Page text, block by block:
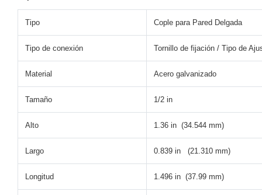
Tipo
CaP
/ DVI /
HDMI
IP y NVRs
Ambientes
Salinos
Video
/ Eyeball /
Tipo Cople para Pared Delgada
Tipo de conexión Tornillo de fijación / Tipo de
Material Acero galvanizado
Tamaño 1/2 in
Alto 1.36 in (34.544 mm)
Largo 0.839 in (21.310 mm)
Longitud 1.496 in (37.99 mm)